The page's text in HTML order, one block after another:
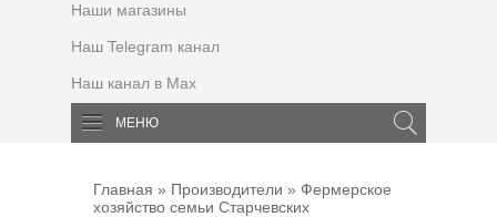
Наши магазины
Наш Telegram канал
Наш канал в Max
МЕНЮ
Главная » Производители » Фермерское
хозяйство семьи Старчевских